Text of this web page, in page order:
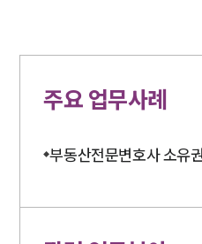
주요 업무사례
부동산전문변호사 소유